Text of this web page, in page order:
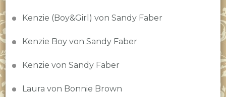
Kenzie (Boy&Girl) von Sandy Faber
Kenzie Boy von Sandy Faber
Kenzie von Sandy Faber
Laura von Bonnie Brown